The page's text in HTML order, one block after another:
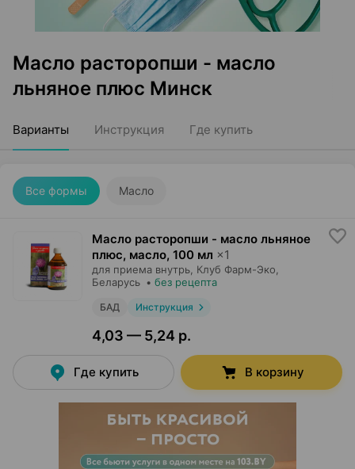
Масло расторопши - масло
льняное плюс Минск
Варианты Инструкция Где купить
Все формы Масло
Масло расторопши - масло льняное
плюс, масло, 100 мл ×1
для приема внутрь, Клуб Фарм-Эко
Беларусь • без рецепта
БАД Инструкция
4,03 — 5,24 р.
Где купить В корзину